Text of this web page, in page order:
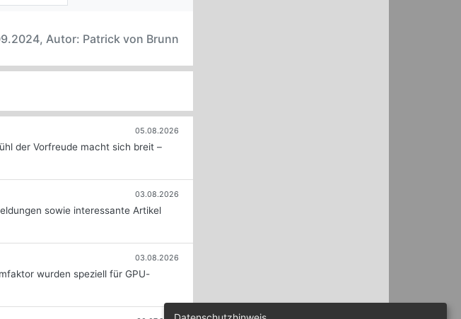
Autor: Patrick von Brunn
05.08.2026
der Vorfreude macht sich breit –
03.08.2026
sowie interessante Artikel
03.08.2026
wurden speziell für GPU-